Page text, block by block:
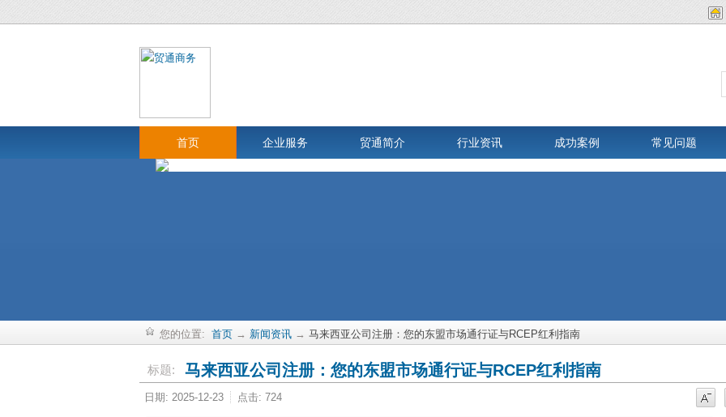
首页 企业服务 贸通简介 行业资讯 成功案例 常见问题
您的位置: 首页 → 新闻资讯 → 马来西亚公司注册：您的东盟市场通行证与RCEP红利指南
标题: 马来西亚公司注册：您的东盟市场通行证与RCEP红利指南
日期: 2025-12-23 点击: 724